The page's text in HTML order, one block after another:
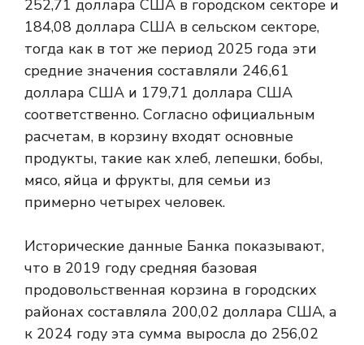
252,71 доллара США в городском секторе и
184,08 доллара США в сельском секторе,
тогда как в тот же период 2025 года эти
средние значения составляли 246,61
доллара США и 179,71 доллара США
соответственно. Согласно официальным
расчетам, в корзину входят основные
продукты, такие как хлеб, лепешки, бобы,
мясо, яйца и фрукты, для семьи из
примерно четырех человек.
Исторические данные Банка показывают,
что в 2019 году средняя базовая
продовольственная корзина в городских
районах составляла 200,02 доллара США, а
к 2024 году эта сумма выросла до 256,02